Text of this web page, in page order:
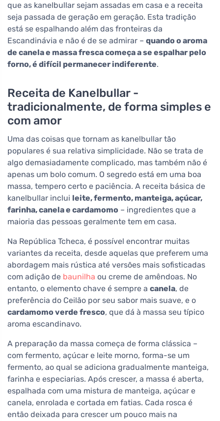
que as kanelbullar sejam assadas em casa e a receita
seja passada de geração em geração. Esta tradição
está se espalhando além das fronteiras da
Escandinávia e não é de se admirar – quando o aroma
de canela e massa fresca começa a se espalhar pelo
forno, é difícil permanecer indiferente.
Receita de Kanelbullar -
tradicionalmente, de forma simples e
com amor
Uma das coisas que tornam as kanelbullar tão
populares é sua relativa simplicidade. Não se trata de
algo demasiadamente complicado, mas também não é
apenas um bolo comum. O segredo está em uma boa
massa, tempero certo e paciência. A receita básica de
kanelbullar inclui leite, fermento, manteiga, açúcar,
farinha, canela e cardamomo – ingredientes que a
maioria das pessoas geralmente tem em casa.
Na República Tcheca, é possível encontrar muitas
variantes da receita, desde aquelas que preferem uma
abordagem mais rústica até versões mais sofisticadas
com adição de baunilha ou creme de amêndoas. No
entanto, o elemento chave é sempre a canela, de
preferência do Ceilão por seu sabor mais suave, e o
cardamomo verde fresco, que dá à massa seu típico
aroma escandinavo.
A preparação da massa começa de forma clássica –
com fermento, açúcar e leite morno, forma-se um
fermento, ao qual se adiciona gradualmente manteiga,
farinha e especiarias. Após crescer, a massa é aberta,
espalhada com uma mistura de manteiga, açúcar e
canela, enrolada e cortada em fatias. Cada rosca é
então deixada para crescer um pouco mais na